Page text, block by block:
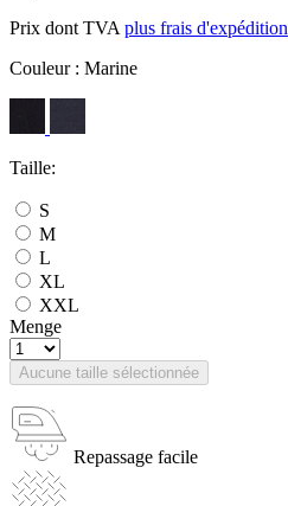
Prix dont TVA plus frais d'expédition
Couleur : Marine
Taille:
S
M
L
XL
XXL
Menge
Aucune taille sélectionnée
Repassage facile